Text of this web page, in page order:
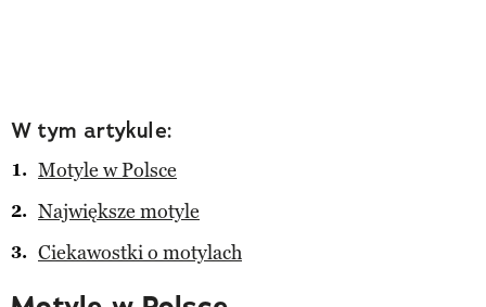
W tym artykule:
Motyle w Polsce
Największe motyle
Ciekawostki o motylach